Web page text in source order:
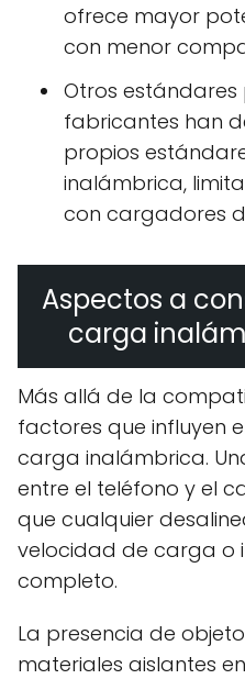
ofrece mayor
con menor
Otros estándares
fabricantes han
propios
inalámbrica,
con cargadores
Aspectos a
carga
Más allá de la
factores que influyen
carga inalámbrica.
entre el teléfono y el
que cualquier
velocidad de carga o
completo.
La presencia de
materiales aislantes